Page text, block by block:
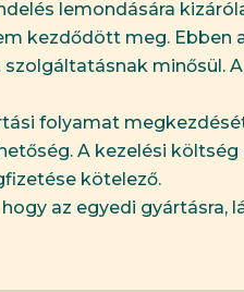
lemondására
kezdődött meg.
minősül.
folyamat
A kezelési
kötelező.
az egyedi